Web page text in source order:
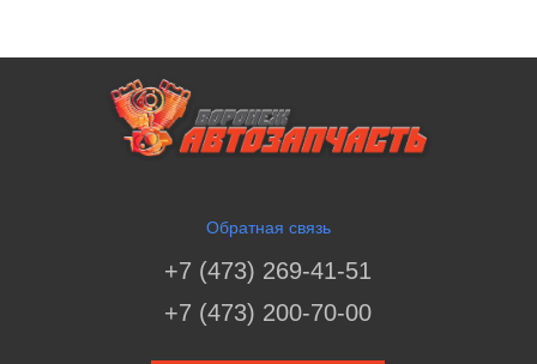
Обратная связь
+7 (473) 269-41-51
+7 (473) 200-70-00